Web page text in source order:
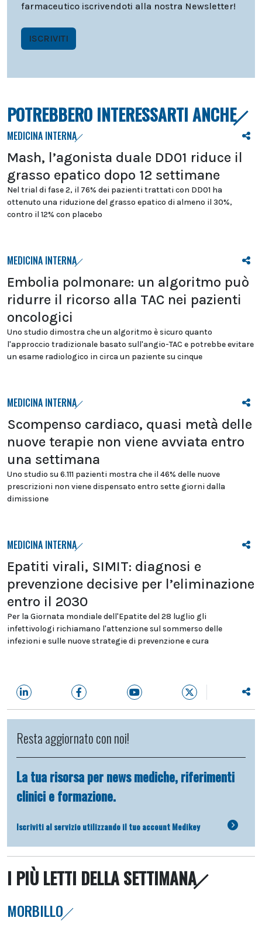
farmaceutico iscrivendoti alla nostra Newsletter!
ISCRIVITI
POTREBBERO INTERESSARTI ANCHE
MEDICINA INTERNA
Mash, l’agonista duale DD01 riduce il
grasso epatico dopo 12 settimane
Nel trial di fase 2, il 76% dei pazienti trattati con DD01 ha
ottenuto una riduzione del grasso epatico di almeno il 30%,
contro il 12% con placebo
MEDICINA INTERNA
Embolia polmonare: un algoritmo può
ridurre il ricorso alla TAC nei pazienti
oncologici
Uno studio dimostra che un algoritmo è sicuro quanto
l'approccio tradizionale basato sull'angio-TAC e potrebbe evitare
un esame radiologico in circa un paziente su cinque
MEDICINA INTERNA
Scompenso cardiaco, quasi metà delle
nuove terapie non viene avviata entro
una settimana
Uno studio su 6.111 pazienti mostra che il 46% delle nuove
prescrizioni non viene dispensato entro sette giorni dalla
dimissione
MEDICINA INTERNA
Epatiti virali, SIMIT: diagnosi e
prevenzione decisive per l’eliminazione
entro il 2030
Per la Giornata mondiale dell'Epatite del 28 luglio gli
infettivologi richiamano l'attenzione sul sommerso delle
infezioni e sulle nuove strategie di prevenzione e cura
Resta aggiornato con noi!
La tua risorsa per news mediche, riferimenti
clinici e formazione.
Iscriviti al servizio utilizzando il tuo account Medikey
I PIÙ LETTI DELLA SETTIMANA
MORBILLO